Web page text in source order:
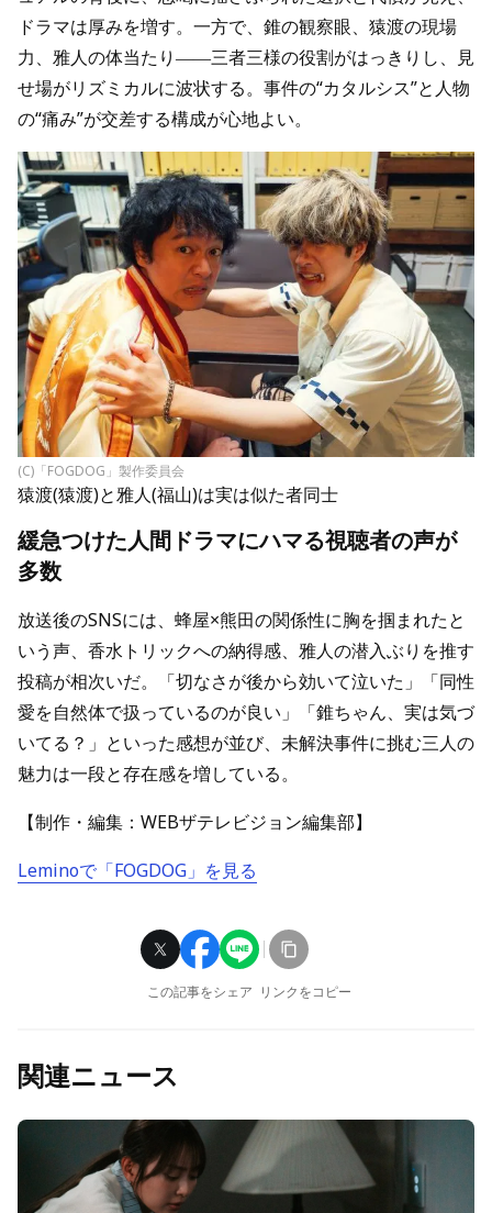
ドラマは厚みを増す。一方で、錐の観察眼、猿渡の現場
力、雅人の体当たり――三者三様の役割がはっきりし、見
せ場がリズミカルに波状する。事件の“カタルシス”と人物
の“痛み”が交差する構成が心地よい。
(C)「FOGDOG」製作委員会
猿渡(猿渡)と雅人(福山)は実は似た者同士
緩急つけた人間ドラマにハマる視聴者の声が
多数
放送後のSNSには、蜂屋×熊田の関係性に胸を掴まれたと
いう声、香水トリックへの納得感、雅人の潜入ぶりを推す
投稿が相次いだ。「切なさが後から効いて泣いた」「同性
愛を自然体で扱っているのが良い」「錐ちゃん、実は気づ
いてる？」といった感想が並び、未解決事件に挑む三人の
魅力は一段と存在感を増している。
【制作・編集：WEBザテレビジョン編集部】
Leminoで「FOGDOG」を見る
この記事をシェア リンクをコピー
関連ニュース